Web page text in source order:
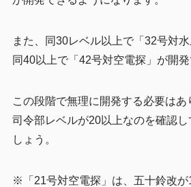
また、同30レベル以上で「32号対水
同40以上で「42号対空電探」が開発
この段階で無理に開発する必要はあ
司令部レベルが20以上なのを確認し
しょう。
※「21号対空電探」は、五十鈴改が